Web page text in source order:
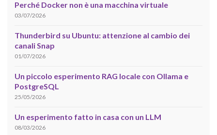
Perché Docker non è una macchina virtuale
03/07/2026
Thunderbird su Ubuntu: attenzione al cambio dei
canali Snap
01/07/2026
Un piccolo esperimento RAG locale con Ollama e
PostgreSQL
25/05/2026
Un esperimento fatto in casa con un LLM
08/03/2026